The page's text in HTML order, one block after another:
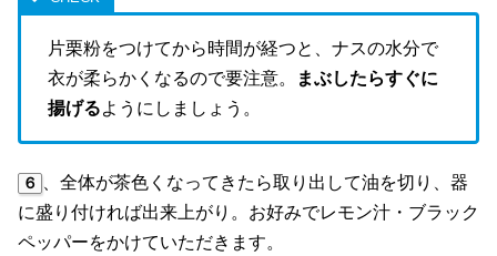
片栗粉をつけてから時間が経つと、ナスの水分で
衣が柔らかくなるので要注意。
まぶしたらすぐに
揚げるようにしましょう。
６ 、全体が茶色くなってきたら取り出して油を切り、器
に盛り付ければ出来上がり。お好みでレモン汁・ブラック
ペッパーをかけていただきます。